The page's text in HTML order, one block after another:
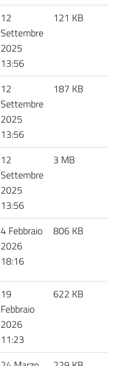
12
Settembre
2025
13:56
121 KB
12
Settembre
2025
13:56
187 KB
12
Settembre
2025
13:56
3 MB
4 Febbraio
2026
18:16
806 KB
19
Febbraio
2026
11:23
622 KB